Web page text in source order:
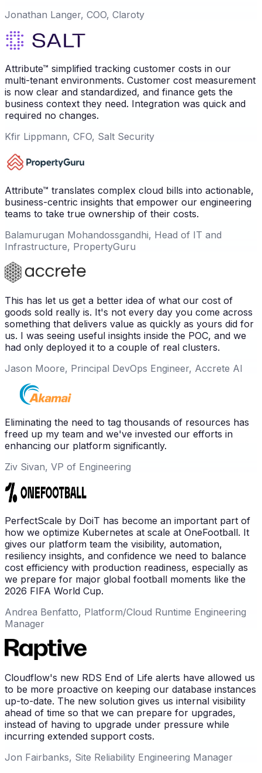
Jonathan Langer, COO, Claroty
Attribute™ simplified tracking customer costs in our
multi-tenant environments. Customer cost measurement
is now clear and standardized, and finance gets the
business context they need. Integration was quick and
required no changes.
Kfir Lippmann, CFO, Salt Security
Attribute™ translates complex cloud bills into actionable,
business-centric insights that empower our engineering
teams to take true ownership of their costs.
Balamurugan Mohandossgandhi, Head of IT and
Infrastructure, PropertyGuru
This has let us get a better idea of what our cost of
goods sold really is. It's not every day you come across
something that delivers value as quickly as yours did for
us. I was seeing useful insights inside the POC, and we
had only deployed it to a couple of real clusters.
Jason Moore, Principal DevOps Engineer, Accrete AI
Eliminating the need to tag thousands of resources has
freed up my team and we've invested our efforts in
enhancing our platform significantly.
Ziv Sivan, VP of Engineering
PerfectScale by DoiT has become an important part of
how we optimize Kubernetes at scale at OneFootball. It
gives our platform team the visibility, automation,
resiliency insights, and confidence we need to balance
cost efficiency with production readiness, especially as
we prepare for major global football moments like the
2026 FIFA World Cup.
Andrea Benfatto, Platform/Cloud Runtime Engineering
Manager
Cloudflow's new RDS End of Life alerts have allowed us
to be more proactive on keeping our database instances
up-to-date. The new solution gives us internal visibility
ahead of time so that we can prepare for upgrades,
instead of having to upgrade under pressure while
incurring extended support costs.
Jon Fairbanks, Site Reliability Engineering Manager